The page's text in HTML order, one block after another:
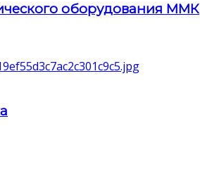
оборудования ММК